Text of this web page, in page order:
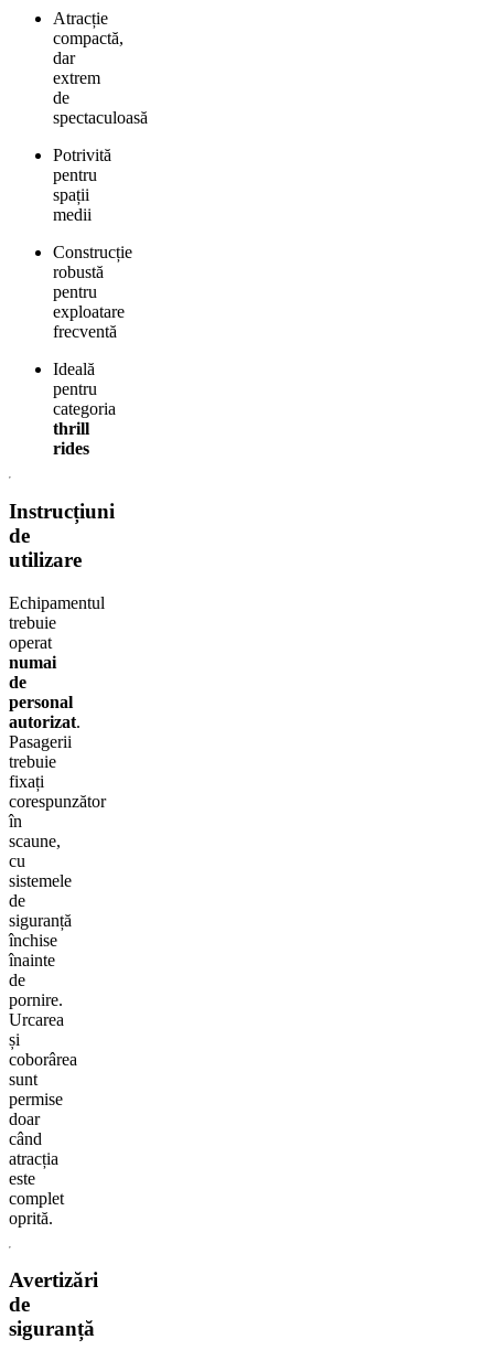
Atracție
compactă,
dar
extrem
de
spectaculoasă
Potrivită
pentru
spații
medii
Construcție
robustă
pentru
exploatare
frecventă
Ideală
pentru
categoria
thrill
rides
Instrucțiuni
de
utilizare
Echipamentul
trebuie
operat
numai
de
personal
autorizat.
Pasagerii
trebuie
fixați
corespunzător
în
scaune,
cu
sistemele
de
siguranță
închise
înainte
de
pornire.
Urcarea
și
coborârea
sunt
permise
doar
când
atracția
este
complet
oprită.
Avertizări
de
siguranță